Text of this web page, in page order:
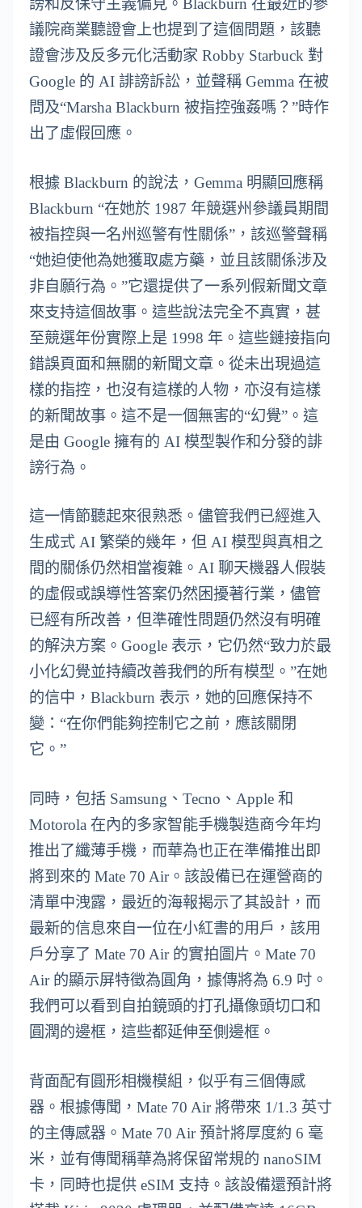
謗和反保守主義偏見。Blackburn 在最近的參
議院商業聽證會上也提到了這個問題，該聽
證會涉及反多元化活動家 Robby Starbuck 對
Google 的 AI 誹謗訴訟，並聲稱 Gemma 在被
問及“Marsha Blackburn 被指控強姦嗎？”時作
出了虛假回應。
根據 Blackburn 的說法，Gemma 明顯回應稱
Blackburn “在她於 1987 年競選州參議員期間
被指控與一名州巡警有性關係”，該巡警聲稱
“她迫使他為她獲取處方藥，並且該關係涉及
非自願行為。”它還提供了一系列假新聞文章
來支持這個故事。這些說法完全不真實，甚
至競選年份實際上是 1998 年。這些鏈接指向
錯誤頁面和無關的新聞文章。從未出現過這
樣的指控，也沒有這樣的人物，亦沒有這樣
的新聞故事。這不是一個無害的“幻覺”。這
是由 Google 擁有的 AI 模型製作和分發的誹
謗行為。
這一情節聽起來很熟悉。儘管我們已經進入
生成式 AI 繁榮的幾年，但 AI 模型與真相之
間的關係仍然相當複雜。AI 聊天機器人假裝
的虛假或誤導性答案仍然困擾著行業，儘管
已經有所改善，但準確性問題仍然沒有明確
的解決方案。Google 表示，它仍然“致力於最
小化幻覺並持續改善我們的所有模型。”在她
的信中，Blackburn 表示，她的回應保持不
變：“在你們能夠控制它之前，應該關閉
它。”
同時，包括 Samsung、Tecno、Apple 和
Motorola 在內的多家智能手機製造商今年均
推出了纖薄手機，而華為也正在準備推出即
將到來的 Mate 70 Air。該設備已在運營商的
清單中洩露，最近的海報揭示了其設計，而
最新的信息來自一位在小紅書的用戶，該用
戶分享了 Mate 70 Air 的實拍圖片。Mate 70
Air 的顯示屏特徵為圓角，據傳將為 6.9 吋。
我們可以看到自拍鏡頭的打孔攝像頭切口和
圓潤的邊框，這些都延伸至側邊框。
背面配有圓形相機模組，似乎有三個傳感
器。根據傳聞，Mate 70 Air 將帶來 1/1.3 英寸
的主傳感器。Mate 70 Air 預計將厚度約 6 毫
米，並有傳聞稱華為將保留常規的 nanoSIM
卡，同時也提供 eSIM 支持。該設備還預計將